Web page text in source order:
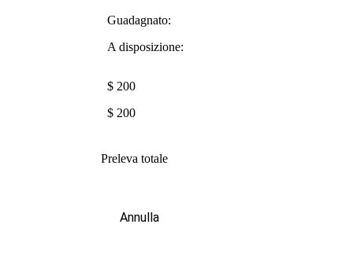
Guadagnato:
A disposizione:
$ 200
$ 200
Preleva totale
Annulla